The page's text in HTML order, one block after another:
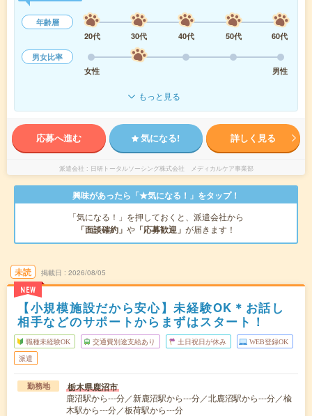
年齢層
20代
30代 40代 50代
60代
男女比率
女性
男性
もっと見る
応募へ進む 気になる! 詳しく見る
派遣会社 日研トータルソーシング株式会社 メディカルケア事業部
興味があったら「★気になる！」をタップ！
「気になる！」を押しておくと、派遣会社から
「面談確約」 や 「応募歓迎」 が届きます！
未読
NEW
掲載日 2026/08/05
【小規模施設だから安心】未経験OK＊お話し
相手などのサポートからまずはスタート！
職種未経験OK 交通費別途支給あり 土日祝日が休み WEB登録OK
派遣
勤務地 栃木県鹿沼市
鹿沼駅から---分／新鹿沼駅から---分／北鹿沼駅から---分／楡
木駅から---分／板荷駅から---分